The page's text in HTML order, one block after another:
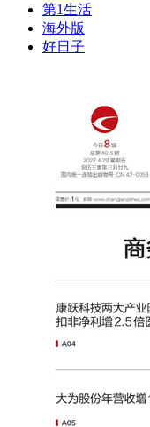
第1生活
海外版
好日子